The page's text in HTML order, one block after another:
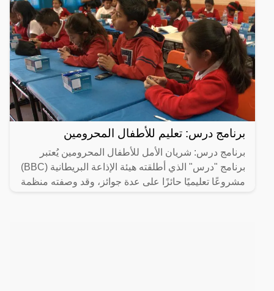
برنامج درس: تعليم للأطفال المحرومين
برنامج درس: شريان الأمل للأطفال المحرومين يُعتبر
برنامج "درس" الذي أطلقته هيئة الإذاعة البريطانية (BBC)
مشروعًا تعليميًا حائزًا على عدة جوائز، وقد وصفته منظمة